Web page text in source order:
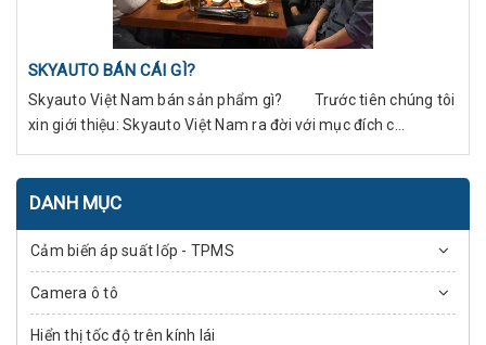
SKYAUTO BÁN CÁI GÌ?
Skyauto Việt Nam bán sản phẩm gì? Trước tiên chúng tôi
xin giới thiệu: Skyauto Việt Nam ra đời với mục đích c...
DANH MỤC
Cảm biến áp suất lốp - TPMS
Camera ô tô
Hiển thị tốc độ trên kính lái